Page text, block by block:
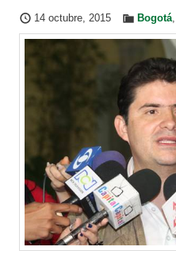
14 octubre, 2015 Bogotá,